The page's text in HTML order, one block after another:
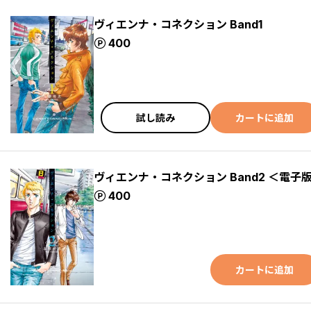
ヴィエンナ・コネクション Band1
400
ポイント
試し読み カートに追加
ヴィエンナ・コネクション Band2 ＜電子
400
ポイント
カートに追加